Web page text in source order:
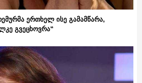
ერთხელ ისე გამამწარა,
გვეცხოვრა“